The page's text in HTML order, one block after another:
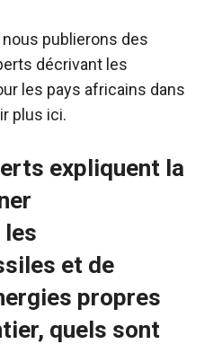
nous publierons des
décrivant les
les pays africains dans
plus ici.
expliquent la
et de
propres
quels sont